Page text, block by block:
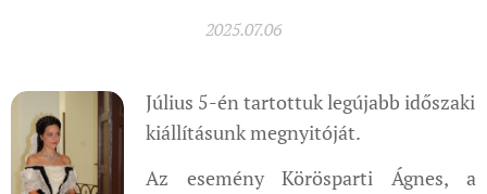
2025.07.06
Július 5-én tartottuk legújabb időszaki
kiállításunk megnyitóját.
Az esemény Körösparti Ágnes, a